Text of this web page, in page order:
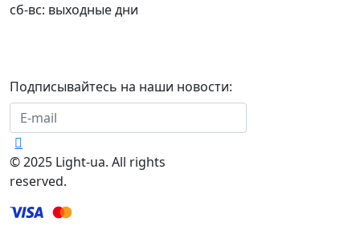
сб-вс: выходные дни
Подписывайтесь на наши новости:
© 2025 Light-ua. All rights
reserved.